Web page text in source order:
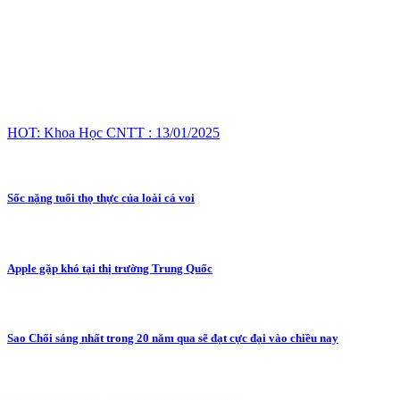
HOT: Khoa Học CNTT : 13/01/2025
Sốc nặng tuổi thọ thực của loài cá voi
Apple gặp khó tại thị trường Trung Quốc
Sao Chổi sáng nhất trong 20 năm qua sẽ đạt cực đại vào chiều nay